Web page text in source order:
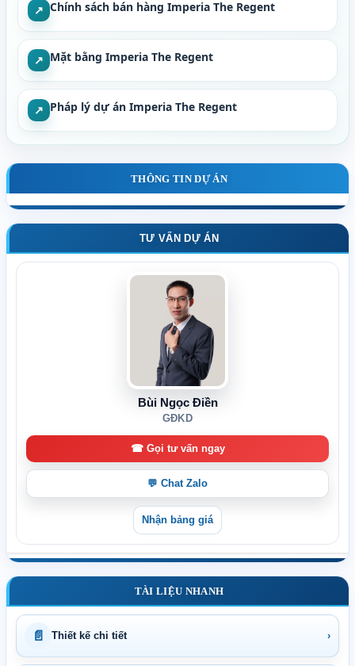
↗ Chính sách bán hàng Imperia The Regent
↗ Mặt bằng Imperia The Regent
↗ Pháp lý dự án Imperia The Regent
THÔNG TIN DỰ ÁN
TƯ VẤN DỰ ÁN
Bùi Ngọc Điền
GĐKD
☎ Gọi tư vấn ngay
💬 Chat Zalo
Nhận bảng giá
TÀI LIỆU NHANH
📄 Thiết kế chi tiết ›